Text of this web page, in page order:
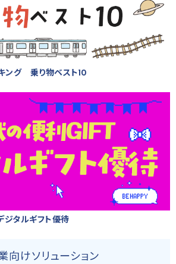
ング 乗り物ベスト10
タルギフト優待
向けソリューション